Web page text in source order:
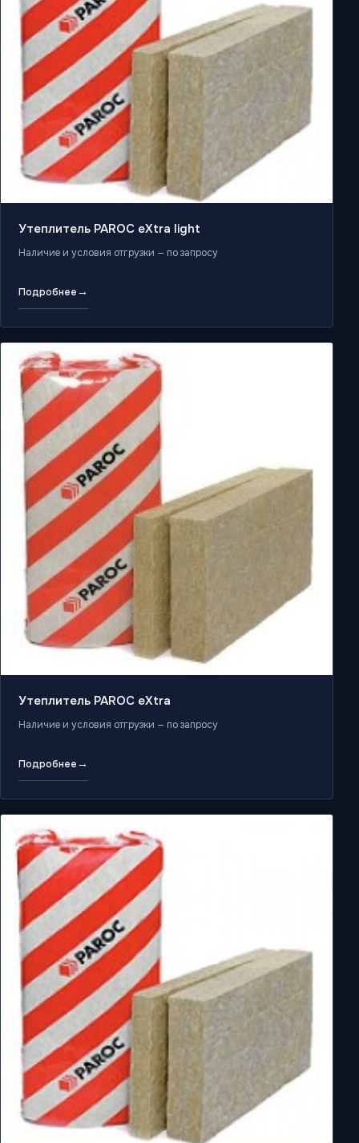
Утеплитель PAROC eXtra light
Наличие и условия отгрузки — по запросу
Подробнее→
Утеплитель PAROC eXtra
Наличие и условия отгрузки — по запросу
Подробнее→